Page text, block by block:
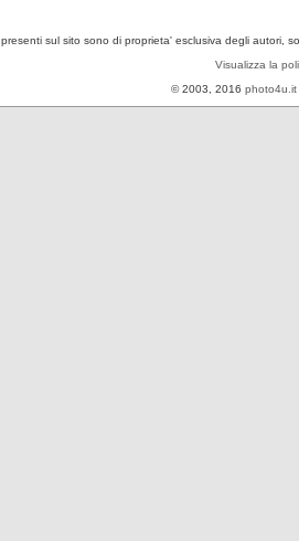
sul sito sono di proprieta' esclusiva degli autori,
Visualizza la
© 2003, 2016 photo4u.it